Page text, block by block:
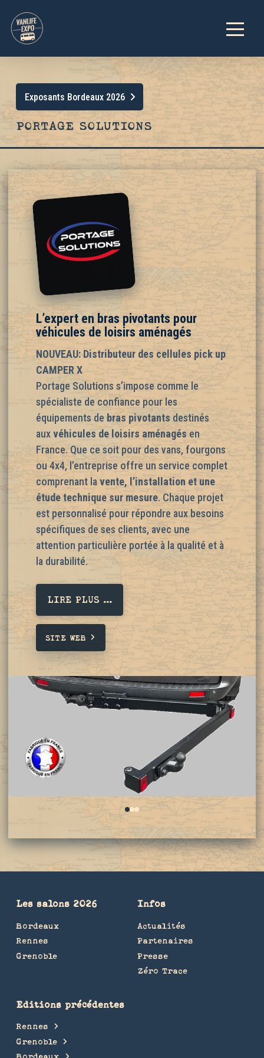
Exposants Bordeaux 2026
PORTAGE SOLUTIONS
L’expert en bras pivotants pour
véhicules de loisirs aménagés
NOUVEAU: Distributeur des cellules pick up
CAMPER X
Portage Solutions s’impose comme le
spécialiste de confiance pour les
équipements de bras pivotants destinés
auxvéhicules de loisirs aménagés en
France. Que ce soit pour des vans, fourgons
ou 4x4, l’entreprise offre un service complet
comprenant lavente, l’installation et une
étude technique sur mesure. Chaque projet
est personnalisé pour répondre aux besoins
spécifiques de ses clients, avec une
attention particulière portée à la qualité et à
la durabilité.
LIRE PLUS ...
SITE WEB
012
Les salons 2026
Bordeaux
Rennes
Grenoble
Infos
Actualités
Partenaires
Presse
Zéro Trace
Editions précédentes
Rennes
Grenoble
Bordeaux